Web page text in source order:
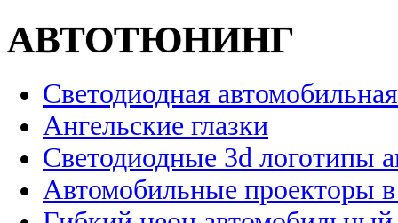
АВТОТЮНИНГ
Светодиодная
Ангельские глазки
Светодиодные 3d логотипы
Автомобильные проекторы